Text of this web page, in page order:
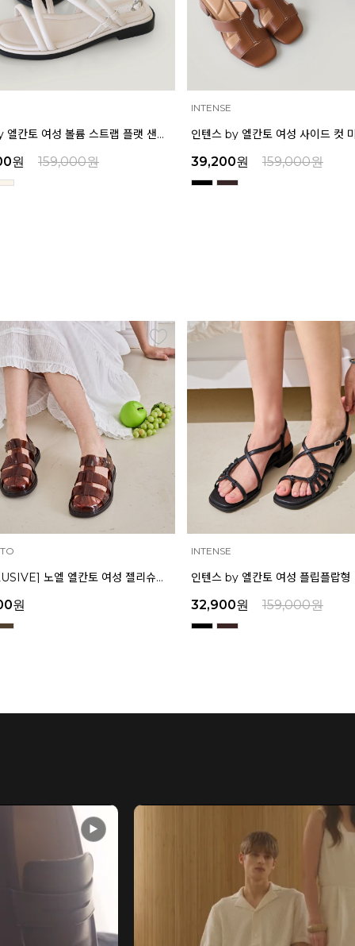
마쯔 by 엘칸토 여성 볼륨 스트랩 플랫 샌들 2cm LCWW58M626
원 159,000원
INTENSE
39,200원 159,000원
[EXCLUSIVE] 노엘 엘칸토 여성 젤리슈즈 2.3cm LCWW01U626
원
INTENSE
32,900원 159,000원
▶